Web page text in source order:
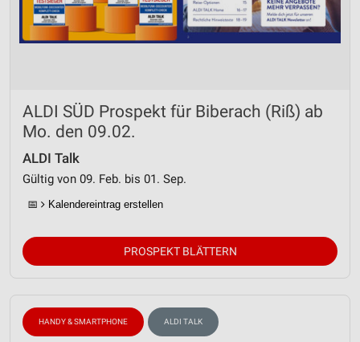
ALDI SÜD Prospekt für Biberach (Riß) ab
Mo. den 09.02.
ALDI Talk
Gültig von 09. Feb. bis 01. Sep.
📅 Kalendereintrag erstellen
PROSPEKT BLÄTTERN
HANDY & SMARTPHONE ALDI TALK